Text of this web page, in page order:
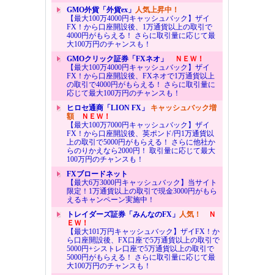
GMO外貨「外貨ex」 人気上昇中！
【最大100万4000円キャッシュバック】ザイ
FX！から口座開設後、1万通貨以上の取引で
4000円がもらえる！ さらに取引量に応じて最
大100万円のチャンスも！
GMOクリック証券「FXネオ」
ＮＥＷ！
【最大100万4000円キャッシュバック】ザイ
FX！から口座開設後、FXネオで1万通貨以上
の取引で4000円がもらえる！ さらに取引量に
応じて最大100万円のチャンスも！
ヒロセ通商「LION FX」 キャッシュバック増
額ＮＥＷ！
【最大100万7000円キャッシュバック】ザイ
FX！から口座開設後、英ポンド/円1万通貨以
上の取引で5000円がもらえる！ さらに他社か
らのりかえなら2000円！ 取引量に応じて最大
100万円のチャンスも！
FXブロードネット
【最大6万3000円キャッシュバック】当サイト
限定！1万通貨以上の取引で現金3000円がもら
えるキャンペーン実施中！
トレイダーズ証券「みんなのFX」 人気！
Ｎ
ＥＷ！
【最大101万円キャッシュバック】ザイFX！か
ら口座開設後、FX口座で5万通貨以上の取引で
5000円+シストレ口座で5万通貨以上の取引で
5000円がもらえる！ さらに取引量に応じて最
大100万円のチャンスも！